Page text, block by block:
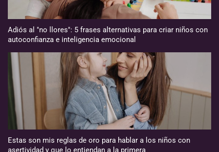
Adiós al "no llores": 5 frases alternativas para criar niños con
autoconfianza e inteligencia emocional
Estas son mis reglas de oro para hablar a los niños con
asertividad y que lo entiendan a la primera